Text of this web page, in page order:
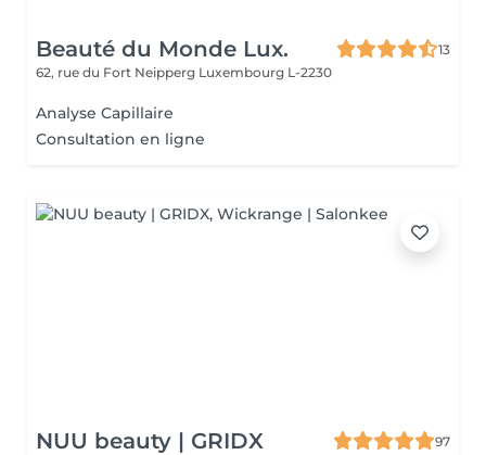
Beauté du Monde Lux.
13
62, rue du Fort Neipperg Luxembourg L-2230
Analyse Capillaire
Consultation en ligne
NUU beauty | GRIDX
97